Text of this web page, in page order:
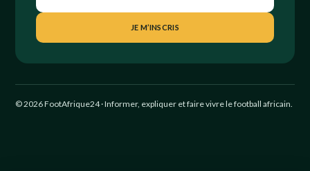
JE M’INSCRIS
© 2026 FootAfrique24 · Informer, expliquer et faire vivre le football africain.